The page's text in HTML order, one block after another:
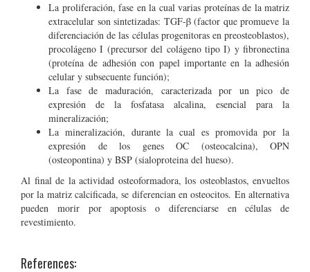
La proliferación, fase en la cual varias proteínas de la matriz
extracelular son sintetizadas: TGF-β (factor que promueve la
diferenciación de las células progenitoras en preosteoblastos),
procolágeno I (precursor del colágeno tipo I) y fibronectina
(proteína de adhesión con papel importante en la adhesión
celular y subsecuente función);
La fase de maduración, caracterizada por un pico de
expresión de la fosfatasa alcalina, esencial para la
mineralización;
La mineralización, durante la cual es promovida por la
expresión de los genes OC (osteocalcina), OPN
(osteopontina) y BSP (sialoproteina del hueso).
Al final de la actividad osteoformadora, los osteoblastos, envueltos
por la matriz calcificada, se diferencian en osteocitos. En alternativa
pueden morir por apoptosis o diferenciarse en células de
revestimiento.
References: